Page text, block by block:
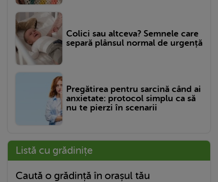
Colici sau altceva? Semnele care
separă plânsul normal de urgență
Pregătirea pentru sarcină când ai
anxietate: protocol simplu ca să
nu te pierzi în scenarii
Listă cu grădinițe
Caută o grădință în orașul tău